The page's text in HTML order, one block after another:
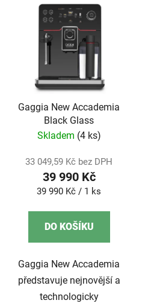
Gaggia New Accademia
Black Glass
Skladem (4 ks)
33 049,59 Kč bez DPH
39 990 Kč
Měrná
39 990 Kč / 1 ks
DO KOŠÍKU
Gaggia New Accademia
představuje nejnovější a
technologicky